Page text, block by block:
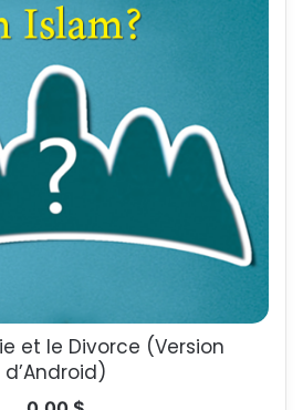
et le Divorce (Version
d’Android)